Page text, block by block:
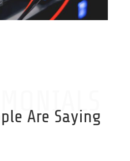
Are Saying